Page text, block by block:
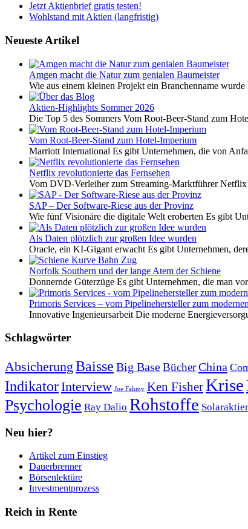
Jetzt Aktienbrief gratis testen!
Wohlstand mit Aktien (langfristig)
Neueste Artikel
Amgen macht die Natur zum genialen Baumeister
Wie aus einem kleinen Projekt ein Branchenname
Aktien-Highlights Sommer 2026
Die Top 5 des Sommers Vom Root-Beer-Stand zum
Vom Root-Beer-Stand zum Hotel-Imperium
Marriott International Es gibt Unternehmen, die von
Netflix revolutionierte das Fernsehen
Vom DVD-Verleiher zum Streaming-Marktführer
SAP – Der Software-Riese aus der Provinz
Wie fünf Visionäre die digitale Welt eroberten Es gibt
Als Daten plötzlich zur großen Idee wurden
Oracle, ein KI-Gigant erwacht Es gibt Unternehmen,
Norfolk Southern und der lange Atem der Schiene
Donnernde Güterzüge Es gibt Unternehmen, die man
Primoris Services – vom Pipelinehersteller zum
Innovative Ingenieursarbeit Die moderne
Schlagwörter
Absicherung Baisse Big BaseBücherChina
IndikatorInterview Joe Fahmy Ken FisherKrise
Psychologie Ray Dalio Rohstoffe
Neu hier?
Artikel zum Einstieg
Dauerbrenner
Börsenlektüre
Investmentprozess
Reich in Rente